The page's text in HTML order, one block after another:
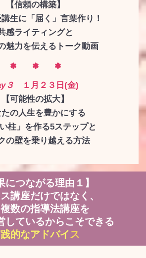
【信頼の構築】
生に「届く」言葉作り！
感ライティングと
魅力を伝えるトーク動画
✽ ✽ ✽
３ １月２３日(金)
【可能性の拡大】
たの人生を豊かにする
い柱」を作る5ステップと
の壁を乗り越える方法
につながる理由１】
講座だけではなく、
数の指導法講座を
しているからこそできる
的なアドバイ ス